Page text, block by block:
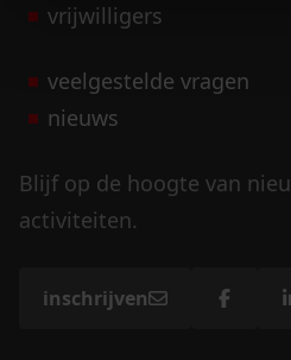
vrijwilligers
veelgestelde vragen
nieuws
Blijf op de hoogte van
activiteiten.
inschrijven